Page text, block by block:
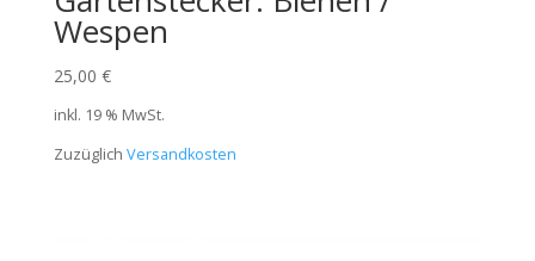
Wespen
25,00 €
inkl. 19 % MwSt.
Zuzüglich Versandkosten